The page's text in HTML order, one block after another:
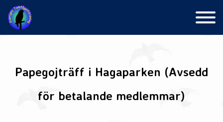
Skip
content
Papegojträff i Hagaparken (Avsedd
för betalande medlemmar)